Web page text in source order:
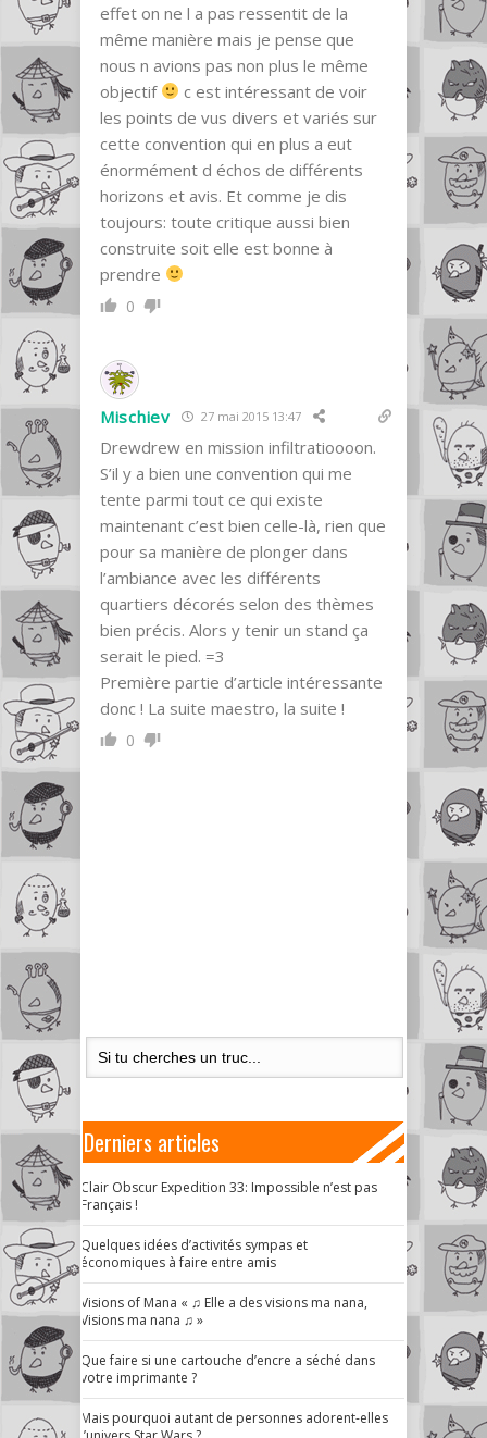
effet on ne l a pas ressentit de la
même manière mais je pense que
nous n avions pas non plus le même
objectif
c est intéressant de voir
les points de vus divers et variés sur
cette convention qui en plus a eut
énormément d échos de différents
horizons et avis. Et comme je dis
toujours: toute critique aussi bien
construite soit elle est bonne à
prendre
0
Mischiev 27 mai 2015 13:47
Drewdrew en mission infiltratioooon.
S’il y a bien une convention qui me
tente parmi tout ce qui existe
maintenant c’est bien celle-là, rien que
pour sa manière de plonger dans
l’ambiance avec les différents
quartiers décorés selon des thèmes
bien précis. Alors y tenir un stand ça
serait le pied. =3
Première partie d’article intéressante
donc ! La suite maestro, la suite !
0
Derniers articles
Clair Obscur Expedition 33: Impossible n’est pas
Français !
Quelques idées d’activités sympas et
économiques à faire entre amis
Visions of Mana « ♫ Elle a des visions ma nana,
Visions ma nana ♫ »
Que faire si une cartouche d’encre a séché dans
votre imprimante ?
Mais pourquoi autant de personnes adorent-elles